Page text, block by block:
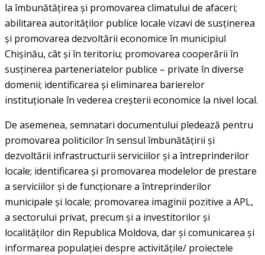
la îmbunătățirea și promovarea climatului de afaceri;
abilitarea autorităților publice locale vizavi de susținerea
și promovarea dezvoltării economice în municipiul
Chișinău, cât și în teritoriu; promovarea cooperării în
susținerea parteneriatelor publice – private în diverse
domenii; identificarea și eliminarea barierelor
instituționale în vederea creșterii economice la nivel local.
De asemenea, semnatari documentului pledează pentru
promovarea politicilor în sensul îmbunătățirii și
dezvoltării infrastructurii serviciilor și a întreprinderilor
locale; identificarea și promovarea modelelor de prestare
a serviciilor și de funcționare a întreprinderilor
municipale și locale; promovarea imaginii pozitive a APL,
a sectorului privat, precum și a investitorilor și
localităților din Republica Moldova, dar și comunicarea și
informarea populației despre activitățile/ proiectele